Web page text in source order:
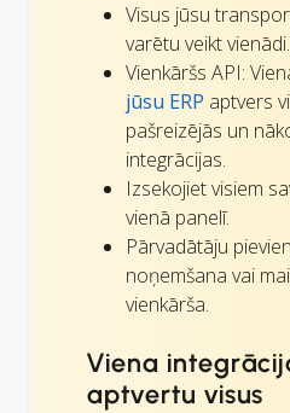
Visus jūsu
varētu veikt vienādi.
Vienkāršs API:
jūsu ERP aptvers
pašreizējās un
integrācijas.
Izsekojiet visiem
vienā panelī.
Pārvadātāju
noņemšana vai
vienkārša.
Viena
aptvertu visus